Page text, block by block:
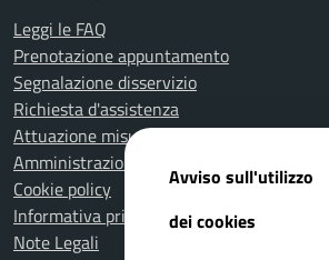
Leggi le FAQ
Prenotazione appuntamento
Segnalazione disservizio
Richiesta d'assistenza
Attuazione misure PNRR
Amministrazione trasparente
Cookie policy
Informativa privacy
Note Legali
Avviso sull'utilizzo
dei cookies